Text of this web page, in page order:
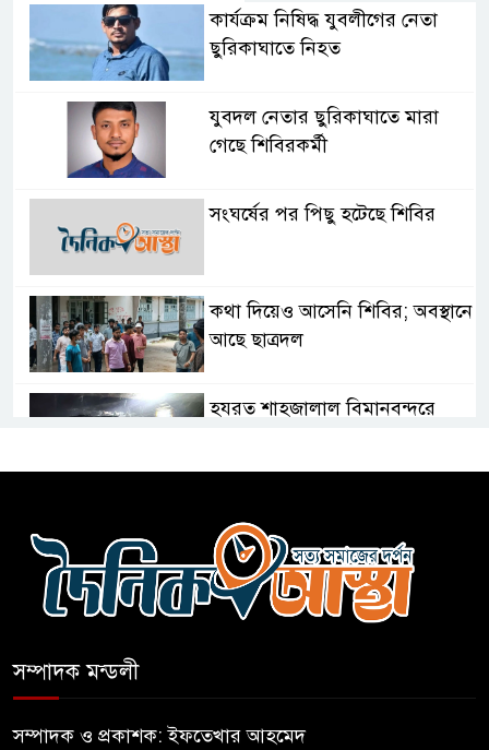
কার্যক্রম নিষিদ্ধ যুবলীগের নেতা
ছুরিকাঘাতে নিহত
যুবদল নেতার ছুরিকাঘাতে মারা
গেছে শিবিরকর্মী
সংঘর্ষের পর পিছু হটেছে শিবির
কথা দিয়েও আসেনি শিবির; অবস্থানে
আছে ছাত্রদল
হযরত শাহজালাল বিমানবন্দরে
কিশোর
ভারত থেকে আসছে ২ দশমিক ৩
মেট্রিক টন টিয়ার শেল
অভাব
সম্পাদক মন্ডলী
সম্পাদক ও প্রকাশক: ইফতেখার আহমেদ